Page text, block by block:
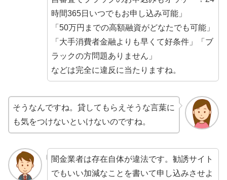
時間365日いつでもお申し込み可能」
「50万円までの高額融資がどなたでも可能」
「大手消費者金融よりも早くて好条件」「ブ
ラックの方問題ありません」
などは完全に違反に当たりますね。
そうなんですね。貸してもらえそうな言葉に
も気をつけないといけないのですね。
闇金業者は存在自体が違法です。勧誘サイト
でもいい加減なことを書いて申し込みさせよ